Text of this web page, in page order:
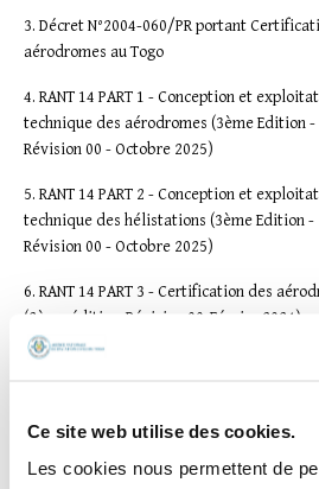
Ce site web utilise des cookies.
Les cookies nous permettent de
3. Décret N°2004-060/PR portant
aérodromes au Togo
4. RANT 14 PART 1 - Conception et
technique des aérodromes (3ème Edition -
Révision 00 - Octobre 2025)
5. RANT 14 PART 2 - Conception et
technique des hélistations (3ème Edition -
Révision 00 - Octobre 2025)
6. RANT 14 PART 3 - Certification des
(2ème édition-Révision 00-Février 2024)
7. RANT 14 PART HAND - Certification des